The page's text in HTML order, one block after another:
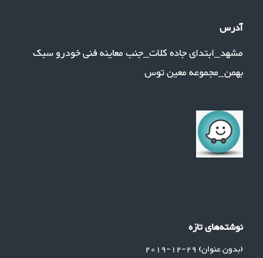
آدرس
مشهد_ابتدای جاده کلات_جنب معاینه فنی خودرو سبک
بهمن_مجموعه معین توس
نوشته‌های تازه
(بدون عنوان) 29-12-2019